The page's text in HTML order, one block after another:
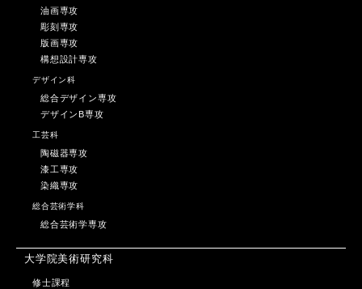
油画専攻
彫刻専攻
版画専攻
構想設計専攻
デザイン科
総合デザイン専攻
デザインB専攻
工芸科
陶磁器専攻
漆工専攻
染織専攻
総合芸術学科
総合芸術学専攻
大学院美術研究科
修士課程